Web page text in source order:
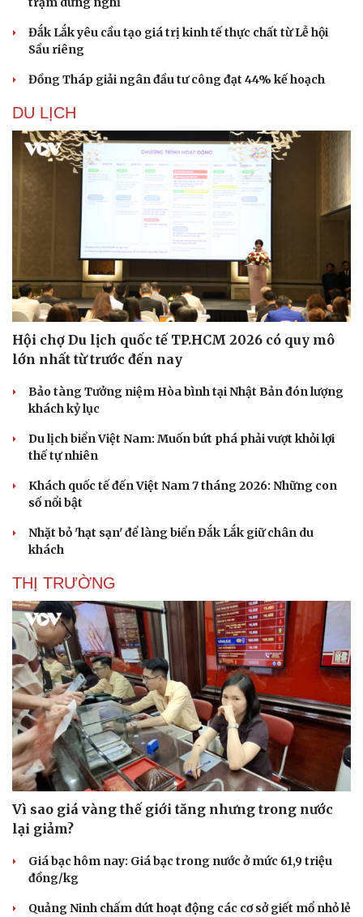
Sức khỏe
Cây thuốc
Sản phụ khoa
Nhi khoa
Làm đẹp - giảm cân
Phòng mạch online
Ăn sạch sống khỏe
Blog
Tình yêu - Gia đình
Đắk Lắk yêu cầu tạo giá trị kinh tế thực chất từ Lễ hội
Sầu riêng
Đồng Tháp giải ngân đầu tư công đạt 44% kế hoạch
DU LỊCH
Hội chợ Du lịch quốc tế TP.HCM 2026 có quy mô
lớn nhất từ trước đến nay
Bảo tàng Tưởng niệm Hòa bình tại Nhật Bản đón lượng
khách kỷ lục
Du lịch biển Việt Nam: Muốn bứt phá phải vượt khỏi lợi
thế tự nhiên
Khách quốc tế đến Việt Nam 7 tháng 2026: Những con
số nổi bật
Nhặt bỏ 'hạt sạn' để làng biển Đắk Lắk giữ chân du
khách
THỊ TRƯỜNG
Vì sao giá vàng thế giới tăng nhưng trong nước
lại giảm?
Giá bạc hôm nay: Giá bạc trong nước ở mức 61,9 triệu
đồng/kg
Quảng Ninh chấm dứt hoạt động các cơ sở giết mổ nhỏ lẻ